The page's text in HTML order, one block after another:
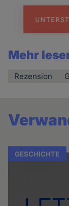
Mehr
Rezension
GESCHICHTE